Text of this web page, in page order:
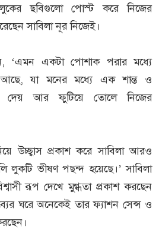
ছবিগুলো পোস্ট করে নিজের
সাবিলা নূর নিজেই।
‘এমন একটা পোশাক পরার মধ্যে
যা মনের মধ্যে এক শান্ত ও
দেয় আর ফুটিয়ে তোলে নিজের
উচ্ছ্বাস প্রকাশ করে সাবিলা আরও
লুকটি ভীষণ পছন্দ হয়েছে।’ সাবিলা
রূপ দেখে মুগ্ধতা প্রকাশ করছেন
ঘরে অনেকেই তার ফ্যাশন সেন্স ও